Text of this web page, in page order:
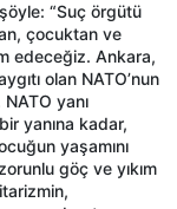
“Suç örgütü
çocuktan ve
edeceğiz. Ankara,
olan NATO’nun
yanı
yanına kadar,
yaşamını
göç ve yıkım